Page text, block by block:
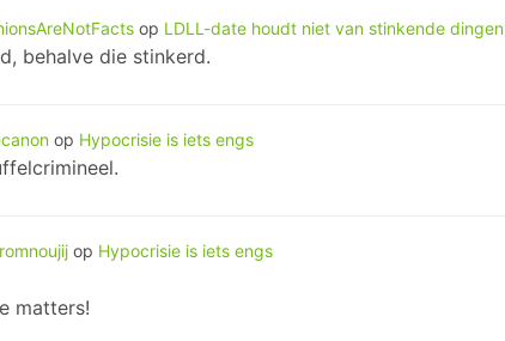
op LDLL-date houdt niet van stinkende dingen
behalve die stinkerd.
op Hypocrisie is iets engs
op Hypocrisie is iets engs
matters!